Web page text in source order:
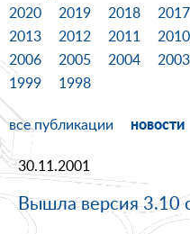
2020
2019 2018 2017
2013
2012 2011 2010
2006
2005 2004 2003
1999
1998
все публикации новости
30.11.2001
Вышла версия 3.10